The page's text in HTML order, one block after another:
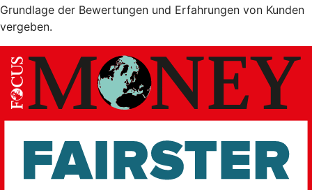
Grundlage der Bewertungen und Erfahrungen von Kunden
vergeben.